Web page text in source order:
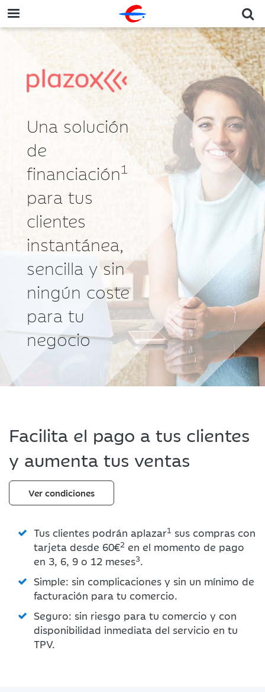
Una solución
de
financiación1
para tus
clientes
instantánea,
sencilla y sin
ningún coste
para tu
negocio
Facilita el pago a tus clientes
y aumenta tus ventas
Ver condiciones
Tus clientes podrán aplazar1 sus compras con
tarjeta desde 60€2 en el momento de pago
en 3, 6, 9 o 12 meses3.
Simple: sin complicaciones y sin un mínimo de
facturación para tu comercio.
Seguro: sin riesgo para tu comercio y con
disponibilidad inmediata del servicio en tu
TPV.